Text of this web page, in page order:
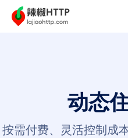
动态
按需付费、灵活控制成